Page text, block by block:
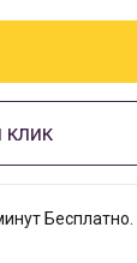
клик
Бесплатно.